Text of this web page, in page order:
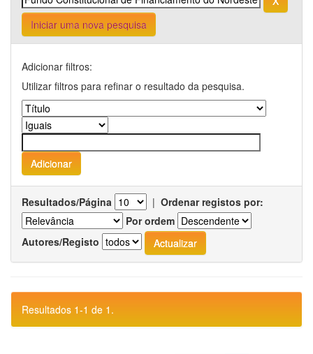
Iniciar uma nova pesquisa
Adicionar filtros:
Utilizar filtros para refinar o resultado da pesquisa.
Resultados/Página | Ordenar registos por:
Por ordem
Autores/Registo
Resultados 1-1 de 1.